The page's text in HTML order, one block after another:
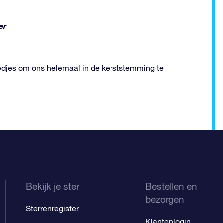
om ons helemaal in de kerststemming te
Bekijk je ster
Sterrenregister
Bestellen en
bezorgen
Klantenlogin